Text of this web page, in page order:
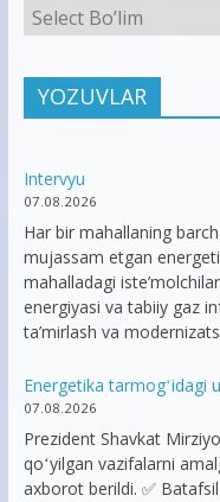
YOZUVLAR
Intervyu
07.08.2026
Har bir mahallaning
mujassam etgan
mahalladagi
energiyasi va tabiiy gaz
ta’mirlash va
Energetika tarmogʻidagi
07.08.2026
Prezident Shavkat
qoʻyilgan vazifalarni
axborot berildi. ✅